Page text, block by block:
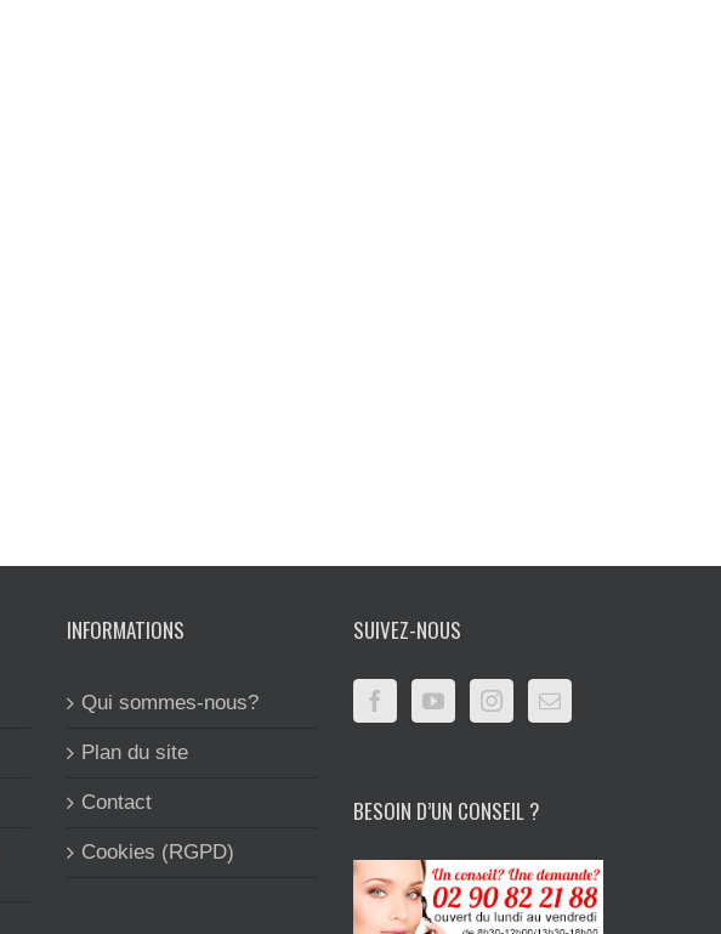
INFORMATIONS
Qui sommes-nous?
Plan du site
Contact
Cookies (RGPD)
SUIVEZ-NOUS
BESOIN D’UN CONSEIL ?